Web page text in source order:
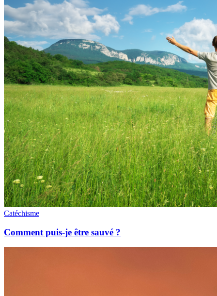
Catéchisme
Comment puis-je être sauvé ?